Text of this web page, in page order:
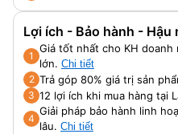
Lợi ích - Bảo hành - Hậu
1
Giá tốt nhất cho KH doanh
lớn. Chi tiết
2 Trả góp 80% giá trị sản
3 12 lợi ích khi mua hàng tại
4
Giải pháp bảo hành linh
lâu. Chi tiết